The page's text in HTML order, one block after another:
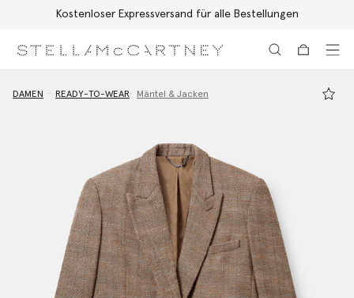
Kostenloser Expressversand für alle Bestellungen
DAMEN READY-TO-WEAR Mäntel & Jacken